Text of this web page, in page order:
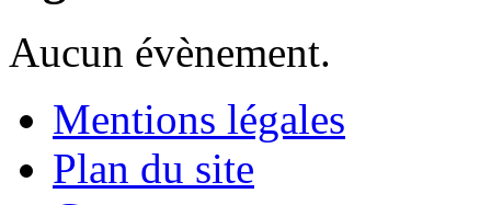
Aucun évènement.
Mentions légales
Plan du site